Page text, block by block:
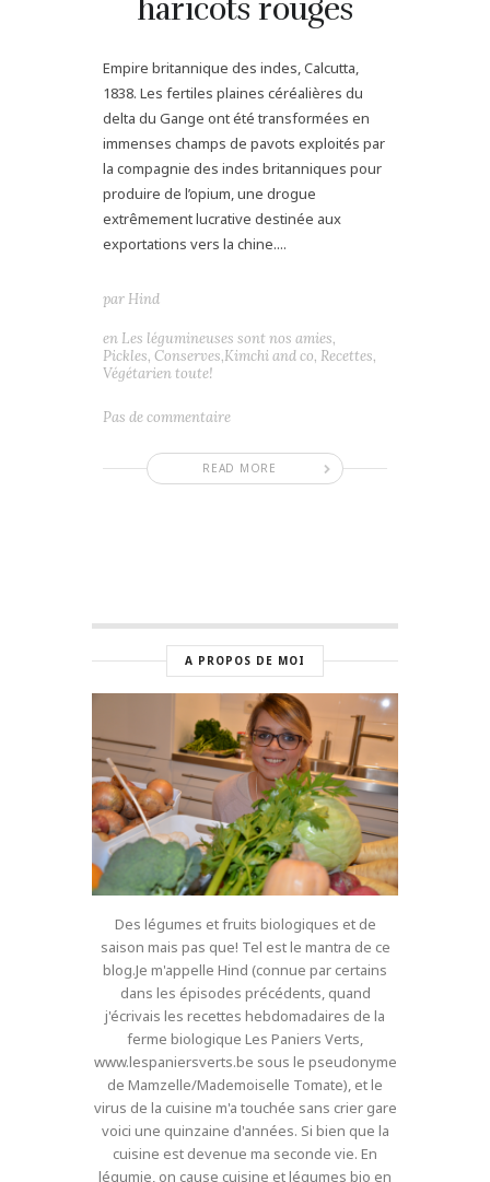
haricots rouges
Empire britannique des indes, Calcutta,
1838. Les fertiles plaines céréalières du
delta du Gange ont été transformées en
immenses champs de pavots exploités par
la compagnie des indes britanniques pour
produire de l’opium, une drogue
extrêmement lucrative destinée aux
exportations vers la chine....
READ MORE
par Hind
en Les légumineuses sont nos amies,
Pickles, Conserves,Kimchi and co, Recettes,
Végétarien toute!
Pas de commentaire
A PROPOS DE MOI
Des légumes et fruits biologiques et de
saison mais pas que! Tel est le mantra de ce
blog.Je m'appelle Hind (connue par certains
dans les épisodes précédents, quand
j'écrivais les recettes hebdomadaires de la
ferme biologique Les Paniers Verts,
www.lespaniersverts.be sous le pseudonyme
de Mamzelle/Mademoiselle Tomate), et le
virus de la cuisine m'a touchée sans crier gare
voici une quinzaine d'années. Si bien que la
cuisine est devenue ma seconde vie. En
légumie, on cause cuisine et légumes bio en